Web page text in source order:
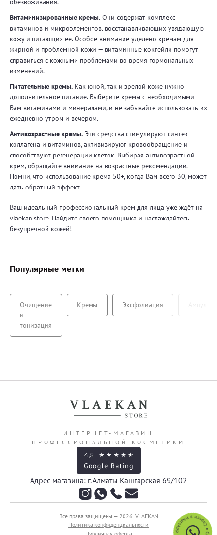
обезвоживания.
Витаминизированные кремы. Они содержат комплекс
витаминов и микроэлементов, восстанавливающих увядающую
кожу и питающих её. Особое внимание уделено кремам для
жирной и проблемной кожи — витаминные коктейли помогут
справиться с кожными проблемами во время гормональных
изменений.
Питательные кремы. Как юной, так и зрелой коже нужно
дополнительное питание. Выберите кремы с необходимыми
Вам витаминами и минералами, и не забывайте использовать их
ежедневно утром и вечером.
Антивозрастные кремы. Эти средства стимулируют синтез
коллагена и витаминов, активизируют кровообращение и
способствуют регенерации клеток. Выбирая антивозрастной
крем, обращайте внимание на возрастные рекомендации.
Помни, что использование крема 50+, когда Вам всего 30, может
дать обратный эффект.
Ваш идеальный профессиональный крем для лица уже ждёт на
vlaekan.store. Найдите своего помощника и наслаждайтесь
безупречной кожей!
Популярные метки
Очищение
и
тонизация
Кремы Эксфолиация
ИНТЕРНЕТ-МАГАЗИН
ПРОФЕССИОНАЛЬНОЙ КОСМЕТИКИ
Адрес магазина: г. Алматы Кашгарская 69/102
Все права защищены — 2026. VLAEKAN
Политика конфиденциальности
Публичная оферта